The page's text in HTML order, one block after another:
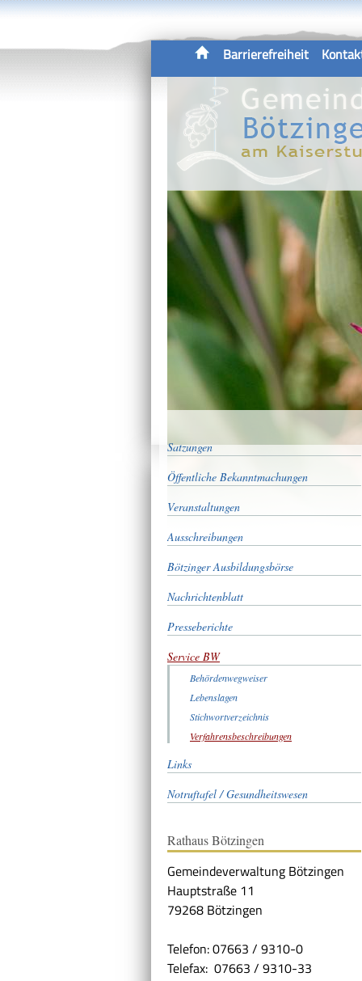
Barrierefreiheit
Satzungen
Öffentliche Bekanntmachungen
Veranstaltungen
Ausschreibungen
Bötzinger Ausbildungsbörse
Nachrichtenblatt
Presseberichte
Service BW
Behördenwegweiser
Lebenslagen
Stichwortverzeichnis
Verfahrensbeschreibungen
Links
Notruftafel / Gesundheitswesen
Rathaus Bötzingen
Gemeindeverwaltung Bötzingen
Hauptstraße 11
79268 Bötzingen
Telefon: 07663 / 9310-0
Telefax: 07663 / 9310-33